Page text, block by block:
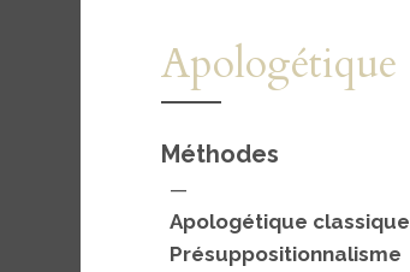
Apologétique
Méthodes
—
Apologétique classique
Présuppositionnalisme